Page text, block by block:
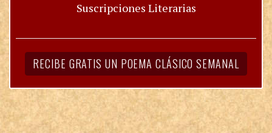
Suscripciones Literarias
RECIBE GRATIS UN POEMA CLÁSICO SEMANAL